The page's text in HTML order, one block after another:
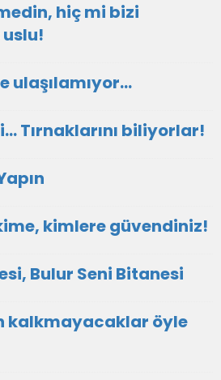
hiç mi bizi
ulaşılamıyor...
Tırnaklarını biliyorlar!
kimlere güvendiniz!
Bulur Seni Bitanesi
kalkmayacaklar öyle